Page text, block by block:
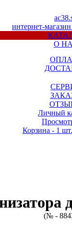
интернет-магазин
О
Личный
Корзина - 1
(№ -